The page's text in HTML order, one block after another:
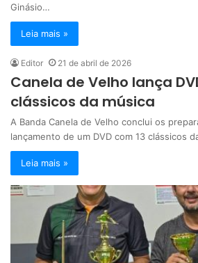
Ginásio…
Leia mais »
Editor 21 de abril de 2026
Canela de Velho lança
clássicos da música
A Banda Canela de Velho conclui os
lançamento de um DVD com 13 clássicos
Leia mais »